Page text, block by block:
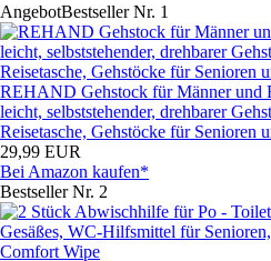
AngebotBestseller Nr. 1
REHAND Gehstock für Männer und
leicht, selbststehender, drehbarer
Reisetasche, Gehstöcke für Senioren
29,99 EUR
Bei Amazon kaufen*
Bestseller Nr. 2